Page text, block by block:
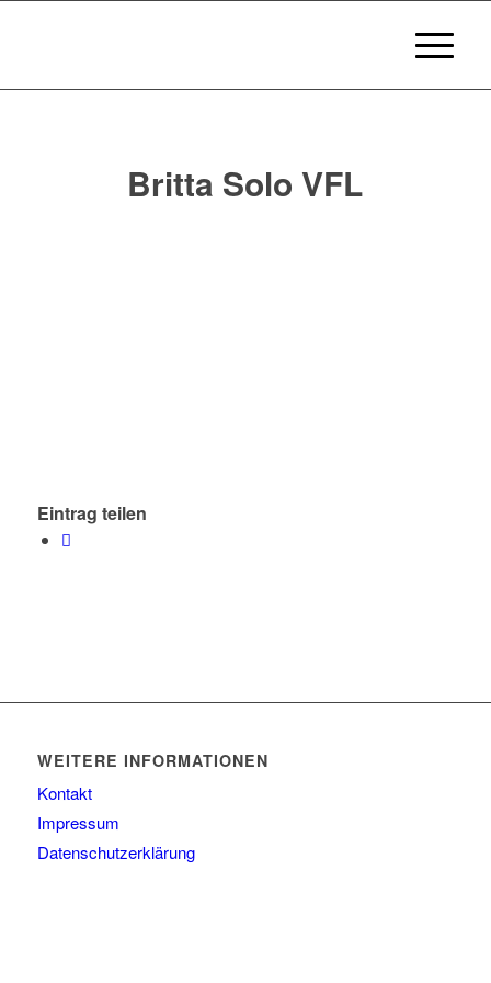
Britta Solo VFL
Eintrag teilen
WEITERE INFORMATIONEN
Kontakt
Impressum
Datenschutzerklärung